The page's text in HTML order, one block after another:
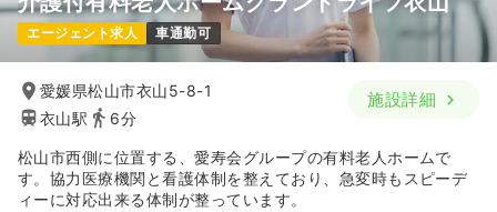
エージェント求人 車通勤可
愛媛県松山市衣山5-8-1
衣山駅
6分
施設詳細
松山市西側に位置する、愛寿会グループの有料老人ホームで
す。協力医療機関と看護体制を整えており、急変時もスピーデ
ィーに対応出来る体制が整っています。